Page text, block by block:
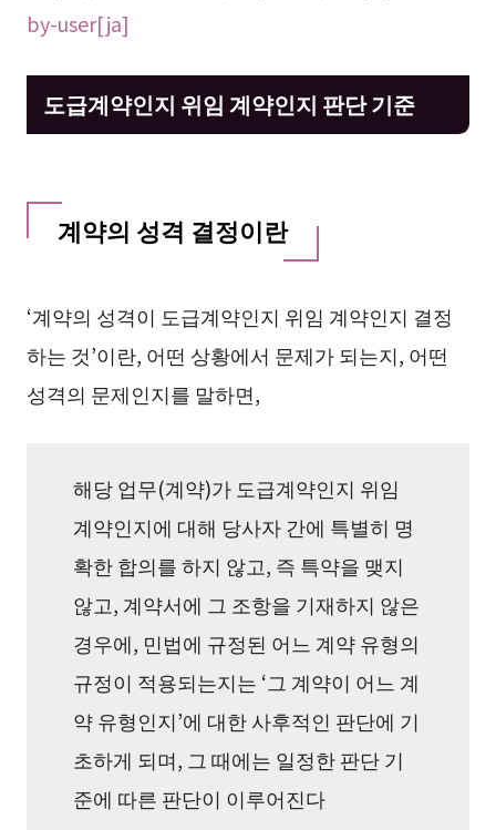
by-user[ja]
도급계약인지 위임 계약인지 판단 기준
계약의 성격 결정이란
‘계약의 성격이 도급계약인지 위임 계약인지 결정
하는 것’이란, 어떤 상황에서 문제가 되는지, 어떤
성격의 문제인지를 말하면,
해당 업무(계약)가 도급계약인지 위임
계약인지에 대해 당사자 간에 특별히 명
확한 합의를 하지 않고, 즉 특약을 맺지
않고, 계약서에 그 조항을 기재하지 않은
경우에, 민법에 규정된 어느 계약 유형의
규정이 적용되는지는 ‘그 계약이 어느 계
약 유형인지’에 대한 사후적인 판단에 기
초하게 되며, 그 때에는 일정한 판단 기
준에 따른 판단이 이루어진다